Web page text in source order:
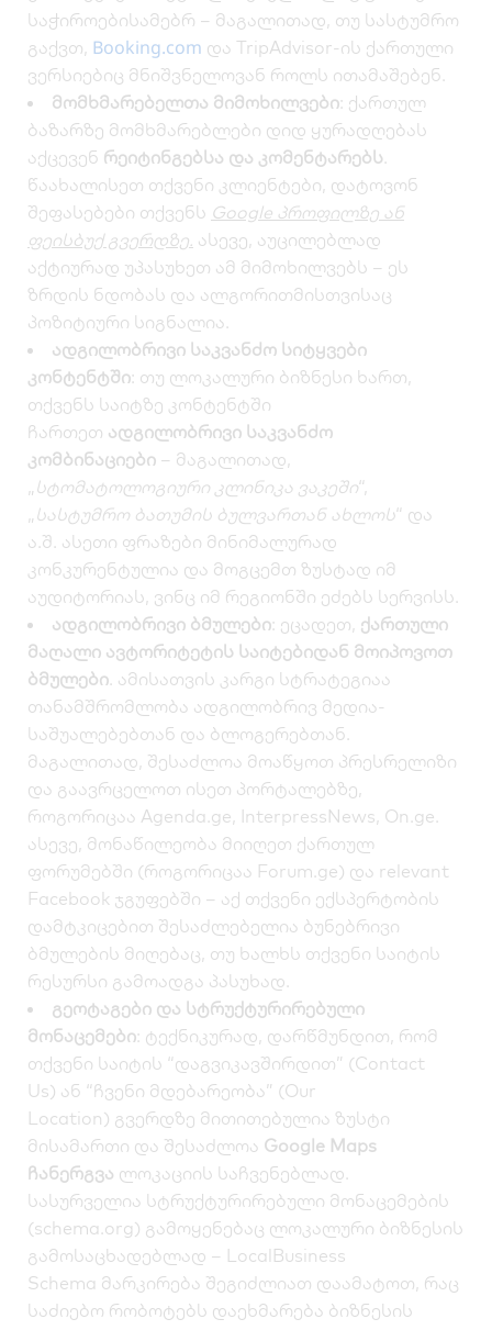
საჭიროებისამებრ – მაგალითად, თუ სასტუმრო
გაქვთ, Booking.com და TripAdvisor-ის ქართული
ვერსიებიც მნიშვნელოვან როლს ითამაშებენ.
მომხმარებელთა მიმოხილვები: ქართულ
ბაზარზე მომხმარებლები დიდ ყურადღებას
აქცევენ რეიტინგებსა და კომენტარებს
წაახალისეთ თქვენი კლიენტები, დატოვონ
შეფასებები თქვენს Google პროფილზე ან
ფეისბუქ გვერდზე. ასევე, აუცილებლად
აქტიურად უპასუხეთ ამ მიმოხილვებს – ეს
ზრდის ნდობას და ალგორითმისთვისაც
პოზიტიური სიგნალია.
ადგილობრივი საკვანძო სიტყვები
კონტენტში: თუ ლოკალური ბიზნესი ხართ,
თქვენს საიტზე კონტენტში
ჩართეთ ადგილობრივი საკვანძო
კომბინაციები – მაგალითად,
„ სტომატოლოგიური კლინიკა ვაკეში“,
„ სასტუმრო ბათუმის ბულვართან ახლოს“ და
ა.შ. ასეთი ფრაზები მინიმალურად
კონკურენტულია და მოგცემთ ზუსტად იმ
აუდიტორიას, ვინც იმ რეგიონში ეძებს სერვისს.
ადგილობრივი ბმულები: ეცადეთ, ქართული
მაღალი ავტორიტეტის საიტებიდან მოიპოვოთ
ბმულები . ამისათვის კარგი სტრატეგიაა
თანამშრომლობა ადგილობრივ მედია-
საშუალებებთან და ბლოგერებთან.
მაგალითად, შესაძლოა მოაწყოთ პრესრელიზი
და გაავრცელოთ ისეთ პორტალებზე,
როგორიცაა Agenda.ge, InterpressNews, On.ge
ასევე, მონაწილეობა მიიღეთ ქართულ
ფორუმებში (როგორიცაა Forum.ge) და relevant
Facebook ჯგუფებში – აქ თქვენი ექსპერტობის
დამტკიცებით შესაძლებელია ბუნებრივი
ბმულების მიღებაც, თუ ხალხს თქვენი საიტის
რესურსი გამოადგა პასუხად.
გეოტაგები და სტრუქტურირებული
მონაცემები: ტექნიკურად, დარწმუნდით, რომ
თქვენი საიტის “დაგვიკავშირდით” (Contact
Us) ან “ჩვენი მდებარეობა” (Our
Location) გვერდზე მითითებულია ზუსტი
მისამართი და შესაძლოა Google Maps
ჩანერგვა ლოკაციის საჩვენებლად.
სასურველია სტრუქტურირებული მონაცემების
(schema.org) გამოყენებაც ლოკალური ბიზნესის
გამოსაცხადებლად – LocalBusiness
Schema მარკირება შეგიძლიათ დაამატოთ, რაც
საძიებო რობოტებს დაეხმარება ბიზნესის